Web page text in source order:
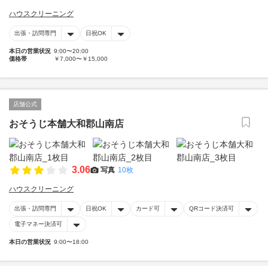
ハウスクリーニング
出張・訪問専門 日祝OK
本日の営業状況 9:00〜20:00
価格帯
￥7,000〜￥15,000
店舗公式
おそうじ本舗大和郡山南店
3.06 写真 10枚
ハウスクリーニング
出張・訪問専門 日祝OK カード可 QRコード決済可
電子マネー決済可
本日の営業状況 9:00〜18:00